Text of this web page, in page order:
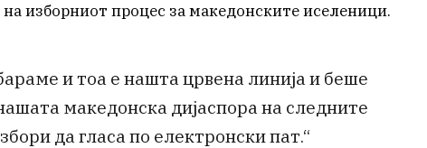
изборниот процес за македонските иселеници.
и тоа е нашта црвена линија и беше
македонска дијаспора на следните
да гласа по електронски пат.“